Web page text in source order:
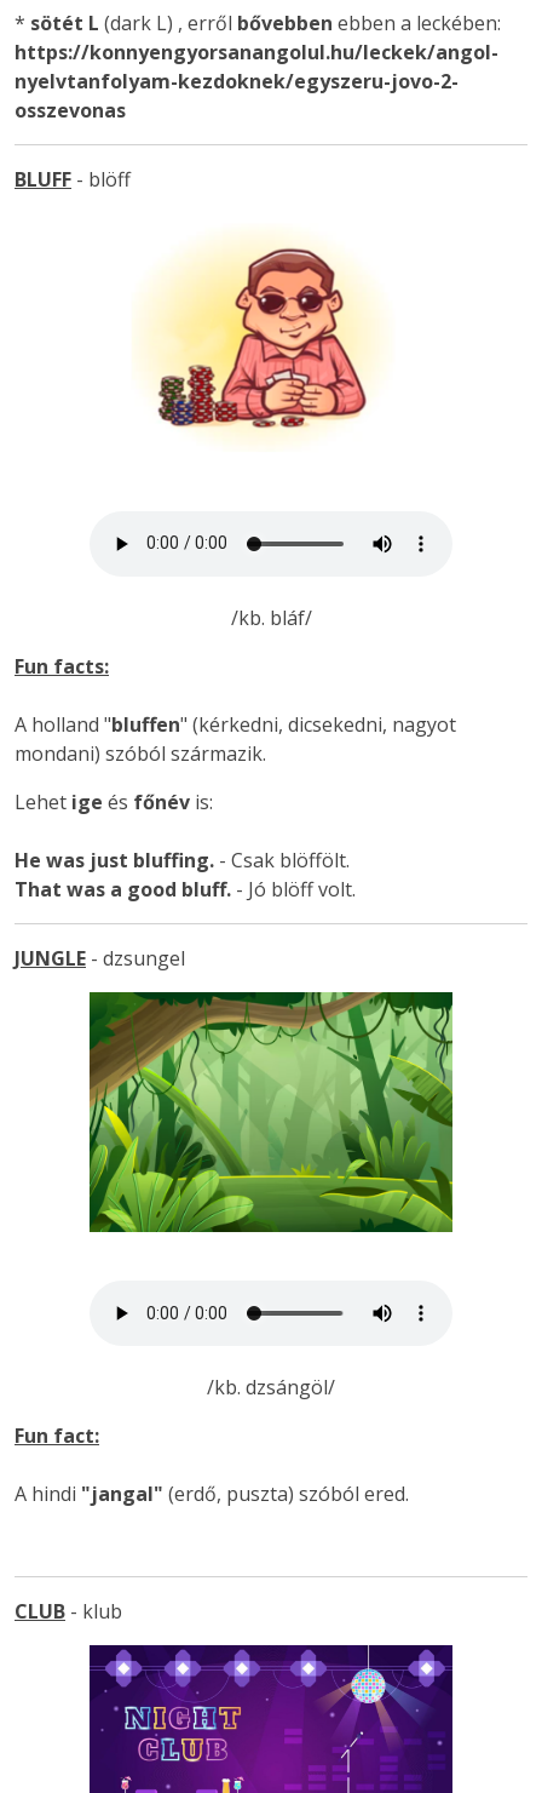
* sötét L (dark L) , erről bővebben ebben a leckében:
https://konnyengyorsanangolul.hu/leckek/angol-
nyelvtanfolyam-kezdoknek/egyszeru-jovo-2-
osszevonas
BLUFF - blöff
/kb. bláf/
Fun facts:
A holland "bluffen" (kérkedni, dicsekedni, nagyot
mondani) szóból származik.
Lehet ige és főnév is:
He was just bluffing. - Csak blöffölt.
That was a good bluff. - Jó blöff volt.
JUNGLE - dzsungel
/kb. dzsángöl/
Fun fact:
A hindi "jangal" (erdő, puszta) szóból ered.
CLUB - klub